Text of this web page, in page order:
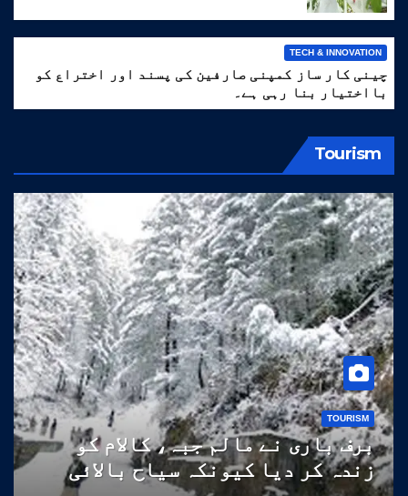
TECH & INNOVATION
چینی کار ساز کمپنی صارفین کی پسند اور اختراع کو
بااختیار بنا رہی ہے۔
Tourism
TOURISM
برف باری نے مالم جبہ، کالام کو
زندہ کر دیا کیونکہ سیاح بالائی